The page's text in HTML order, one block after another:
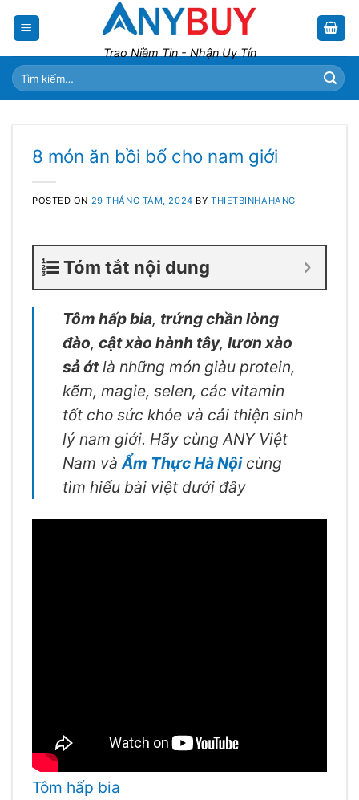
Trao Niềm Tin - Nhận Uy Tín
Tìm
kiếm:
8 món ăn bồi bổ cho nam giới
POSTED ON 29 THÁNG TÁM, 2024 BY THIETBINHAHANG
Tóm tắt nội dung
Tôm hấp bia, trứng chần lòng
đào, cật xào hành tây, lươn xào
sả ớtlà những món giàu protein,
kẽm, magie, selen, các vitamin
tốt cho sức khỏe và cải thiện sinh
lý nam giới. Hãy cùng ANY Việt
Nam vàẨm Thực Hà Nộicùng
tìm hiểu bài việt dưới đây
Tôm hấp bia